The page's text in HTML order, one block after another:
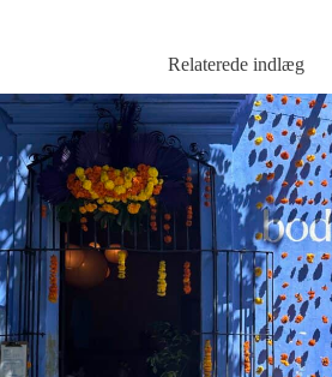
Relaterede indlæg